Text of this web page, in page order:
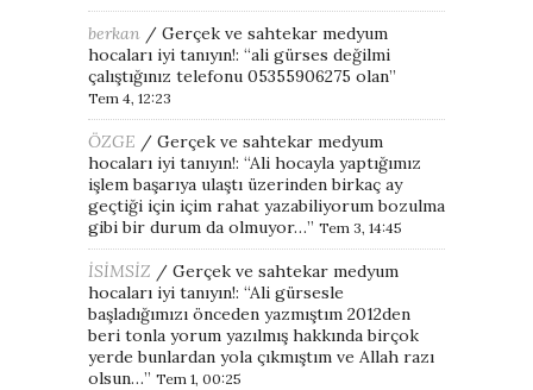
berkan / Gerçek ve sahtekar medyum
hocaları iyi tanıyın!: “ali gürses değilmi
çalıştığınız telefonu 05355906275 olan”
Tem 4, 12:23
ÖZGE / Gerçek ve sahtekar medyum
hocaları iyi tanıyın!: “Ali hocayla yaptığımız
işlem başarıya ulaştı üzerinden birkaç ay
geçtiği için içim rahat yazabiliyorum bozulma
gibi bir durum da olmuyor…” Tem 3, 14:45
İSİMSİZ / Gerçek ve sahtekar medyum
hocaları iyi tanıyın!: “Ali gürsesle
başladığımızı önceden yazmıştım 2012den
beri tonla yorum yazılmış hakkında birçok
yerde bunlardan yola çıkmıştım ve Allah razı
olsun…” Tem 1, 00:25